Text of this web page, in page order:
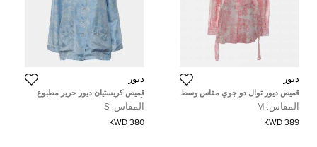
ديور
قميص ديور توال دو جوي مقاس وسط
(ميديوم)
المقاس: M
389 KWD
ديور
قميص كريستيان ديور حرير مطبوع
بأكمام طويلة
المقاس: S
380 KWD